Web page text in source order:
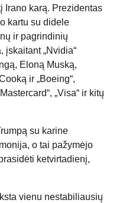
Irano karą. Prezidentas
kartu su didele
ir pagrindinių
„Nvidia“
Eloną Muską,
ir „Boeing“,
„Visa“ ir kitų
su karine
o tai pažymėjo
ketvirtadienį,
vienu nestabiliausių